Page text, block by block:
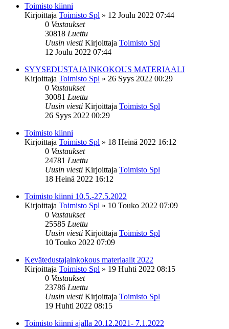
Toimisto kiinni
Kirjoittaja Toimisto Spl » 12 Joulu 2022 07:44
0 Vastaukset
30818 Luettu
Uusin viesti Kirjoittaja Toimisto Spl
12 Joulu 2022 07:44
SYYSEDUSTAJAINKOKOUS MATERIAALI
Kirjoittaja Toimisto Spl » 26 Syys 2022 00:29
0 Vastaukset
30081 Luettu
Uusin viesti Kirjoittaja Toimisto Spl
26 Syys 2022 00:29
Toimisto kiinni
Kirjoittaja Toimisto Spl » 18 Heinä 2022 16:12
0 Vastaukset
24781 Luettu
Uusin viesti Kirjoittaja Toimisto Spl
18 Heinä 2022 16:12
Toimisto kiinni 10.5.-27.5.2022
Kirjoittaja Toimisto Spl » 10 Touko 2022 07:09
0 Vastaukset
25585 Luettu
Uusin viesti Kirjoittaja Toimisto Spl
10 Touko 2022 07:09
Kevätedustajainkokous materiaalit 2022
Kirjoittaja Toimisto Spl » 19 Huhti 2022 08:15
0 Vastaukset
23786 Luettu
Uusin viesti Kirjoittaja Toimisto Spl
19 Huhti 2022 08:15
Toimisto kiinni ajalla 20.12.2021- 7.1.2022